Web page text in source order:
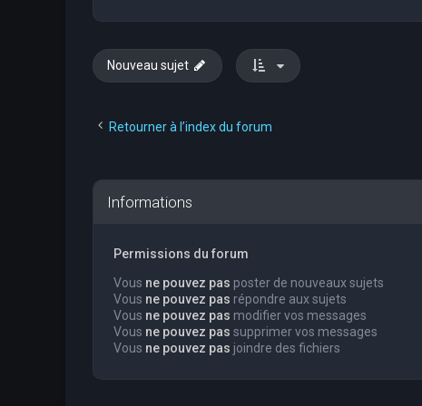
Nouveau sujet
Retourner à l’index du forum
Informations
Permissions du forum
Vous ne pouvez pas poster de nouveaux sujets
Vous ne pouvez pas répondre aux sujets
Vous ne pouvez pas modifier vos messages
Vous ne pouvez pas supprimer vos messages
Vous ne pouvez pas joindre des fichiers